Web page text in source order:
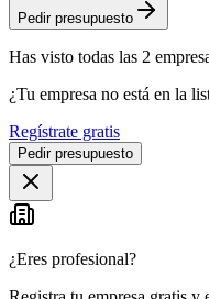
Pedir presupuesto
Has visto todas las 2
¿Tu empresa no está en la
Regístrate gratis
Pedir presupuesto
¿Eres profesional?